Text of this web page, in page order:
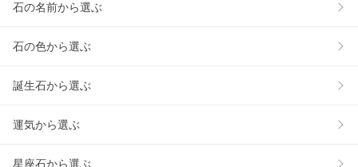
石の名前から選ぶ
石の色から選ぶ
誕生石から選ぶ
運気から選ぶ
星座石から選ぶ